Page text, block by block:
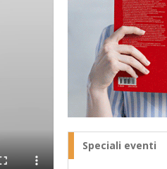
Speciali eventi